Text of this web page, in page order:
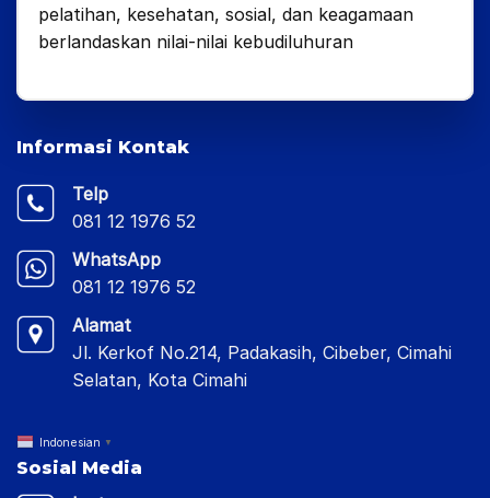
pelatihan, kesehatan, sosial, dan keagamaan
berlandaskan nilai-nilai kebudiluhuran
Informasi Kontak
Telp
081 12 1976 52
WhatsApp
081 12 1976 52
Alamat
Jl. Kerkof No.214, Padakasih, Cibeber, Cimahi
Selatan, Kota Cimahi
Indonesian ▼
Sosial Media